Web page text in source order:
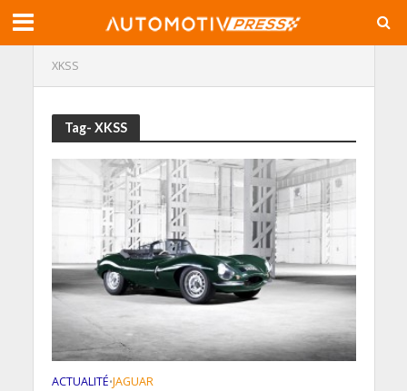
XKSS
Tag- XKSS
ACTUALITÉ•JAGUAR